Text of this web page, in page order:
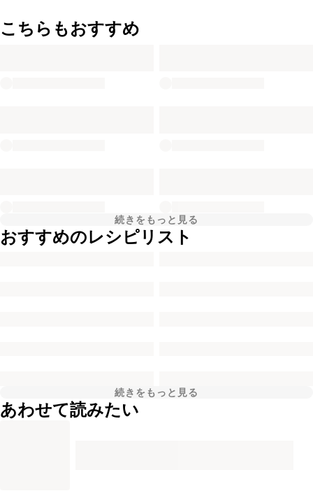
こちらもおすすめ
続きをもっと見る
おすすめのレシピリスト
続きをもっと見る
あわせて読みたい